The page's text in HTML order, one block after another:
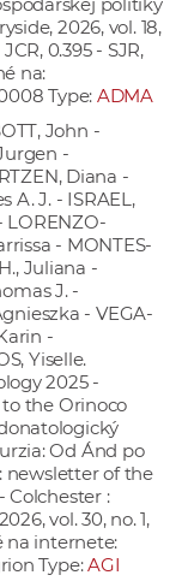
2026, vol. 18,
0.395 - SJR,
na:
Type: ADMA
John -
-
Diana -
A. J. - ISRAEL,
LORENZO-
- MONTES-
Juliana -
J. -
- VEGA-
-
Yiselle.
2025 -
the Orinoco
Od Ánd po
newsletter of the
Colchester :
vol. 30, no. 1,
na internete:
Type:AGI